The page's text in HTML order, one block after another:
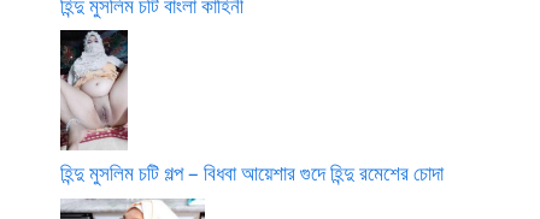
হিন্দু মুসলিম চটি গল্প – বিধবা আয়েশার গুদে হিন্দু রমেশের চোদা